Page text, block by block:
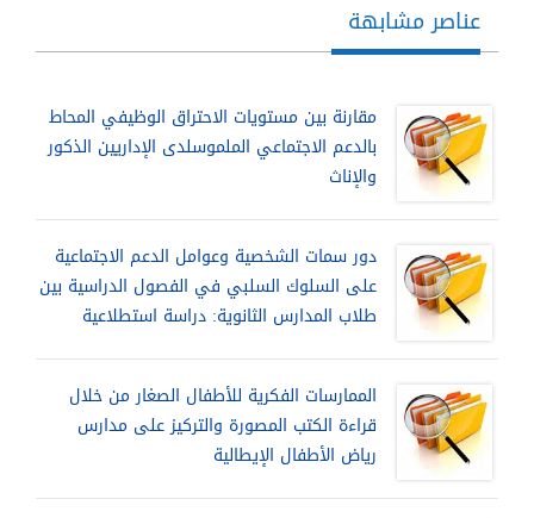
عناصر مشابهة
مقارنة بين مستويات الاحتراق الوظيفي المحاط
بالدعم الاجتماعي الملموسلدى الإداريين الذكور
والإناث
دور سمات الشخصية وعوامل الدعم الاجتماعية
على السلوك السلبي في الفصول الدراسية بين
طلاب المدارس الثانوية: دراسة استطلاعية
الممارسات الفكرية للأطفال الصغار من خلال
قراءة الكتب المصورة والتركيز على مدارس
رياض الأطفال الإيطالية